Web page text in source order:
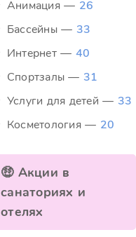
Анимация — 26
Бассейны — 33
Интернет — 40
Спортзалы — 31
Услуги для детей — 33
Косметология — 20
🤑 Акции в
санаториях и
отелях